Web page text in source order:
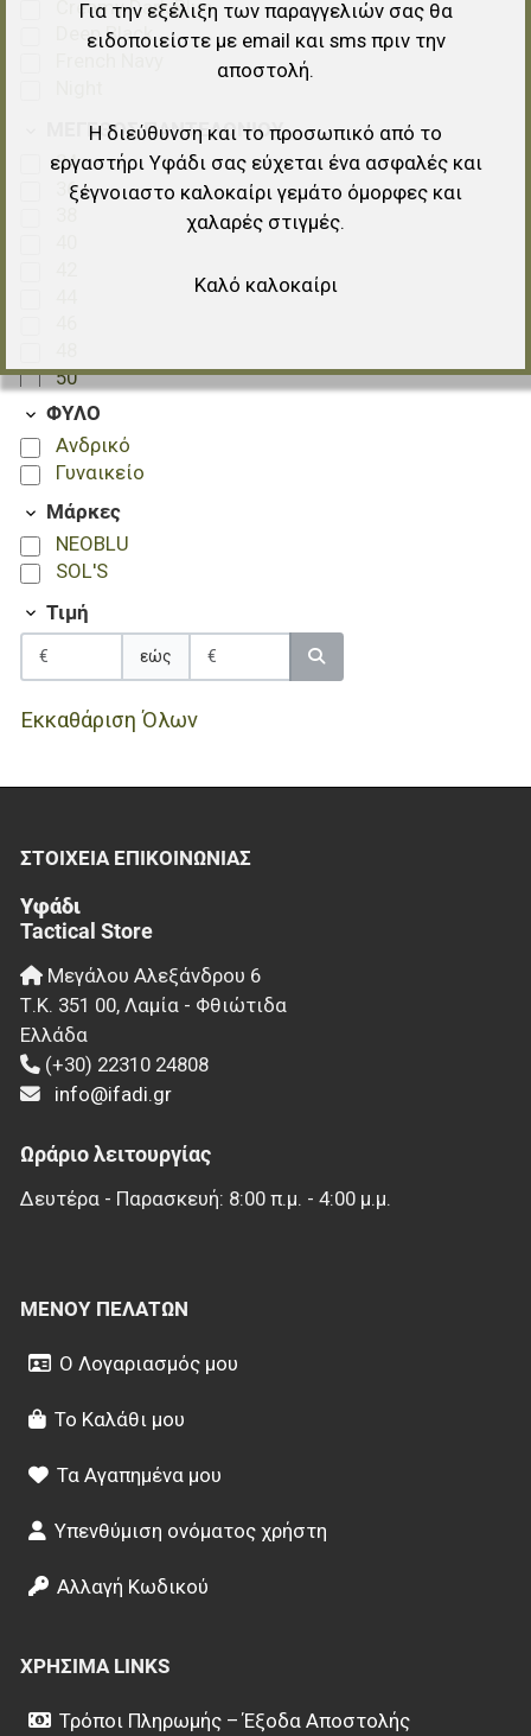
Creamy Dark Blue
Deep Black
ΜΕΓΕΘΟΣ ΠΑΝΤΕΛΟΝΙΟΥ
34
36
50
52
56
58
60
ΦΥΛΟ
Ανδρικό
Γυναικείο
Μάρκες
NEOBLU
SOL'S
Τιμή
εώς
Εκκαθάριση Όλων
ΣΤΟΙΧΕΊΑ EΠΙΚΟΙΝΩΝΊΑΣ
Υφάδι
Tactical Store
Μεγάλου Αλεξάνδρου 6
Τ.Κ. 351 00, Λαμία - Φθιώτιδα
Ελλάδα
(+30) 22310 24808
info@ifadi.gr
Ωράριο λειτουργίας
Δευτέρα - Παρασκευή: 8:00 π.μ. - 4:00 μ.μ.
ΜΕΝΟΎ ΠΕΛΑΤΏΝ
Ο Λογαριασμός μου
Το Καλάθι μου
Τα Αγαπημένα μου
Υπενθύμιση ονόματος χρήστη
Αλλαγή Κωδικού
ΧΡΉΣΙΜΑ LINKS
Τρόποι Πληρωμής – Έξοδα Αποστολής
Για την εξέλιξη των παραγγελιών σας θα
ειδοποιείστε με email και sms πριν την
αποστολή.
Η διεύθυνση και το προσωπικό από το
εργαστήρι Υφάδι σας εύχεται ένα ασφαλές και
ξέγνοιαστο καλοκαίρι γεμάτο όμορφες και
χαλαρές στιγμές.
Καλό καλοκαίρι